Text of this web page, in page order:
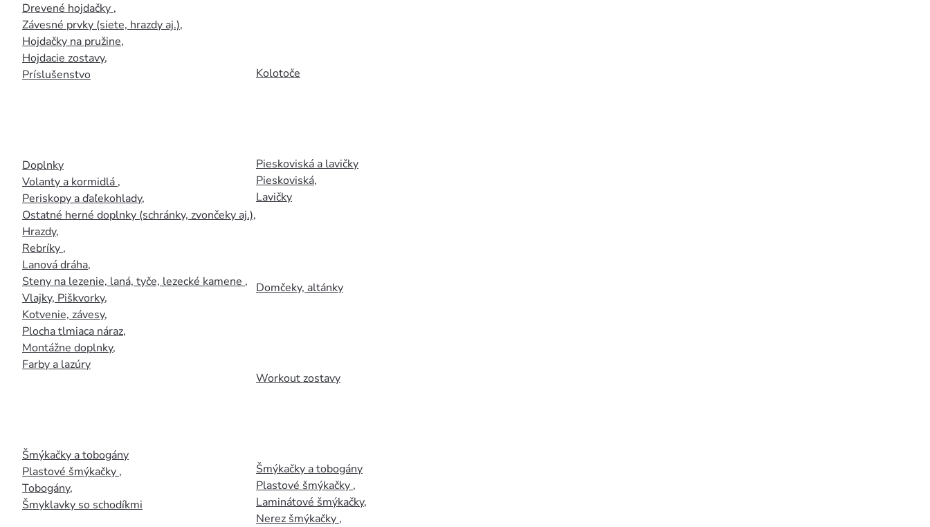
Drevené hojdačky ,
Závesné prvky (siete, hrazdy aj.),
Hojdačky na pružine,
Hojdacie zostavy,
Príslušenstvo
Doplnky
Volanty a kormidlá ,
Periskopy a ďaľekohlady,
Ostatné herné doplnky (schránky, zvončeky aj.),
Hrazdy,
Rebríky ,
Lanová dráha,
Steny na lezenie, laná, tyče, lezecké kamene ,
Vlajky, Piškvorky,
Kotvenie, závesy,
Plocha tlmiaca náraz,
Montážne doplnky,
Farby a lazúry
Šmýkačky a tobogány
Plastové šmýkačky ,
Tobogány,
Šmyklavky so schodíkmi
Kolotoče
Pieskoviská a lavičky
Pieskoviská,
Lavičky
Domčeky, altánky
Workout zostavy
Šmýkačky a tobogány
Plastové šmýkačky ,
Laminátové šmýkačky,
Nerez šmýkačky ,